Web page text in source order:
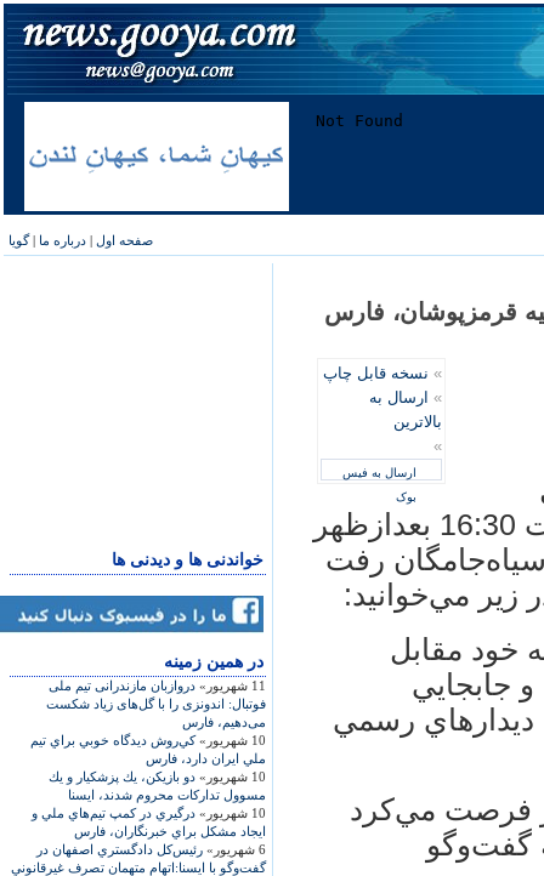
صفحه اول | درباره ما |گویا
خواندنی ها و دیدنی ها
در همين زمينه
11 شهریور»
دروازبان مازندرانی تیم ملی
فوتبال: اندونزی را با گل‌های زیاد شکست
می‌دهیم، فارس
10 شهریور»
كي‌روش ديدگاه خوبي براي تيم
ملي ايران دارد، فارس
10 شهریور»
دو بازيكن، يك پزشكيار و يك
مسوول تداركات محروم شدند، ایسنا
10 شهریور»
درگيري در كمپ تيم‌هاي ملي و
ايجاد مشكل براي خبرنگاران، فارس
6 شهریور»
رئيس‌كل دادگستري اصفهان در
گفت‌وگو با ايسنا:اتهام متهمان تصرف غيرقانوني
قرمزپوشان، فارس
» نسخه قابل چاپ
» ارسال به
بالاترین
»
ارسال به فیس
بوک
پرسپوليس در ديداري تداركاتي از ساعت 16:30 بعدازظهر
رفت
زير مي‌خوانيد:
خود مقابل
جابجايي
ديدار‌هاي رسمي
فرصت مي‌كرد
گفت‌وگو